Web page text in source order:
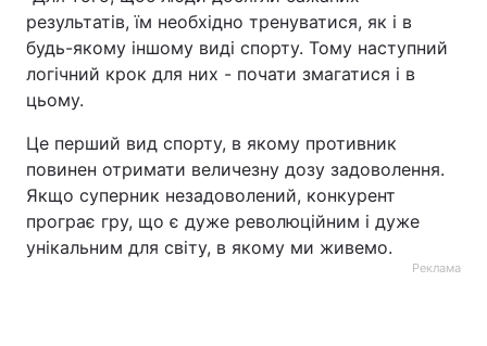
результатів, їм необхідно тренуватися, як і в
будь-якому іншому виді спорту. Тому наступний
логічний крок для них - почати змагатися і в
цьому.
Це перший вид спорту, в якому противник
повинен отримати величезну дозу задоволення.
Якщо суперник незадоволений, конкурент
програє гру, що є дуже революційним і дуже
унікальним для світу, в якому ми живемо.
Реклама